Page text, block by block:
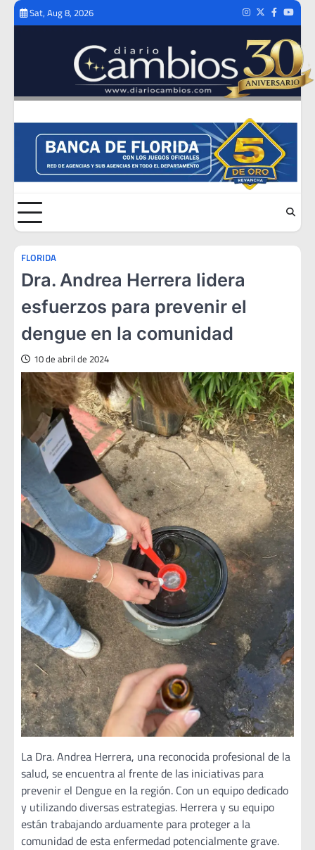
Skip
Sat, Aug 8, 2026 Instagram
TwitterFacebook
FLORIDA
Dra. Andrea Herrera lidera
esfuerzos para prevenir el
dengue en la comunidad
10 de abril de 2024
La Dra. Andrea Herrera, una reconocida profesional de la
salud, se encuentra al frente de las iniciativas para
prevenir el Dengue en la región. Con un equipo dedicado
y utilizando diversas estrategias. Herrera y su equipo
están trabajando arduamente para proteger a la
comunidad de esta enfermedad potencialmente grave.